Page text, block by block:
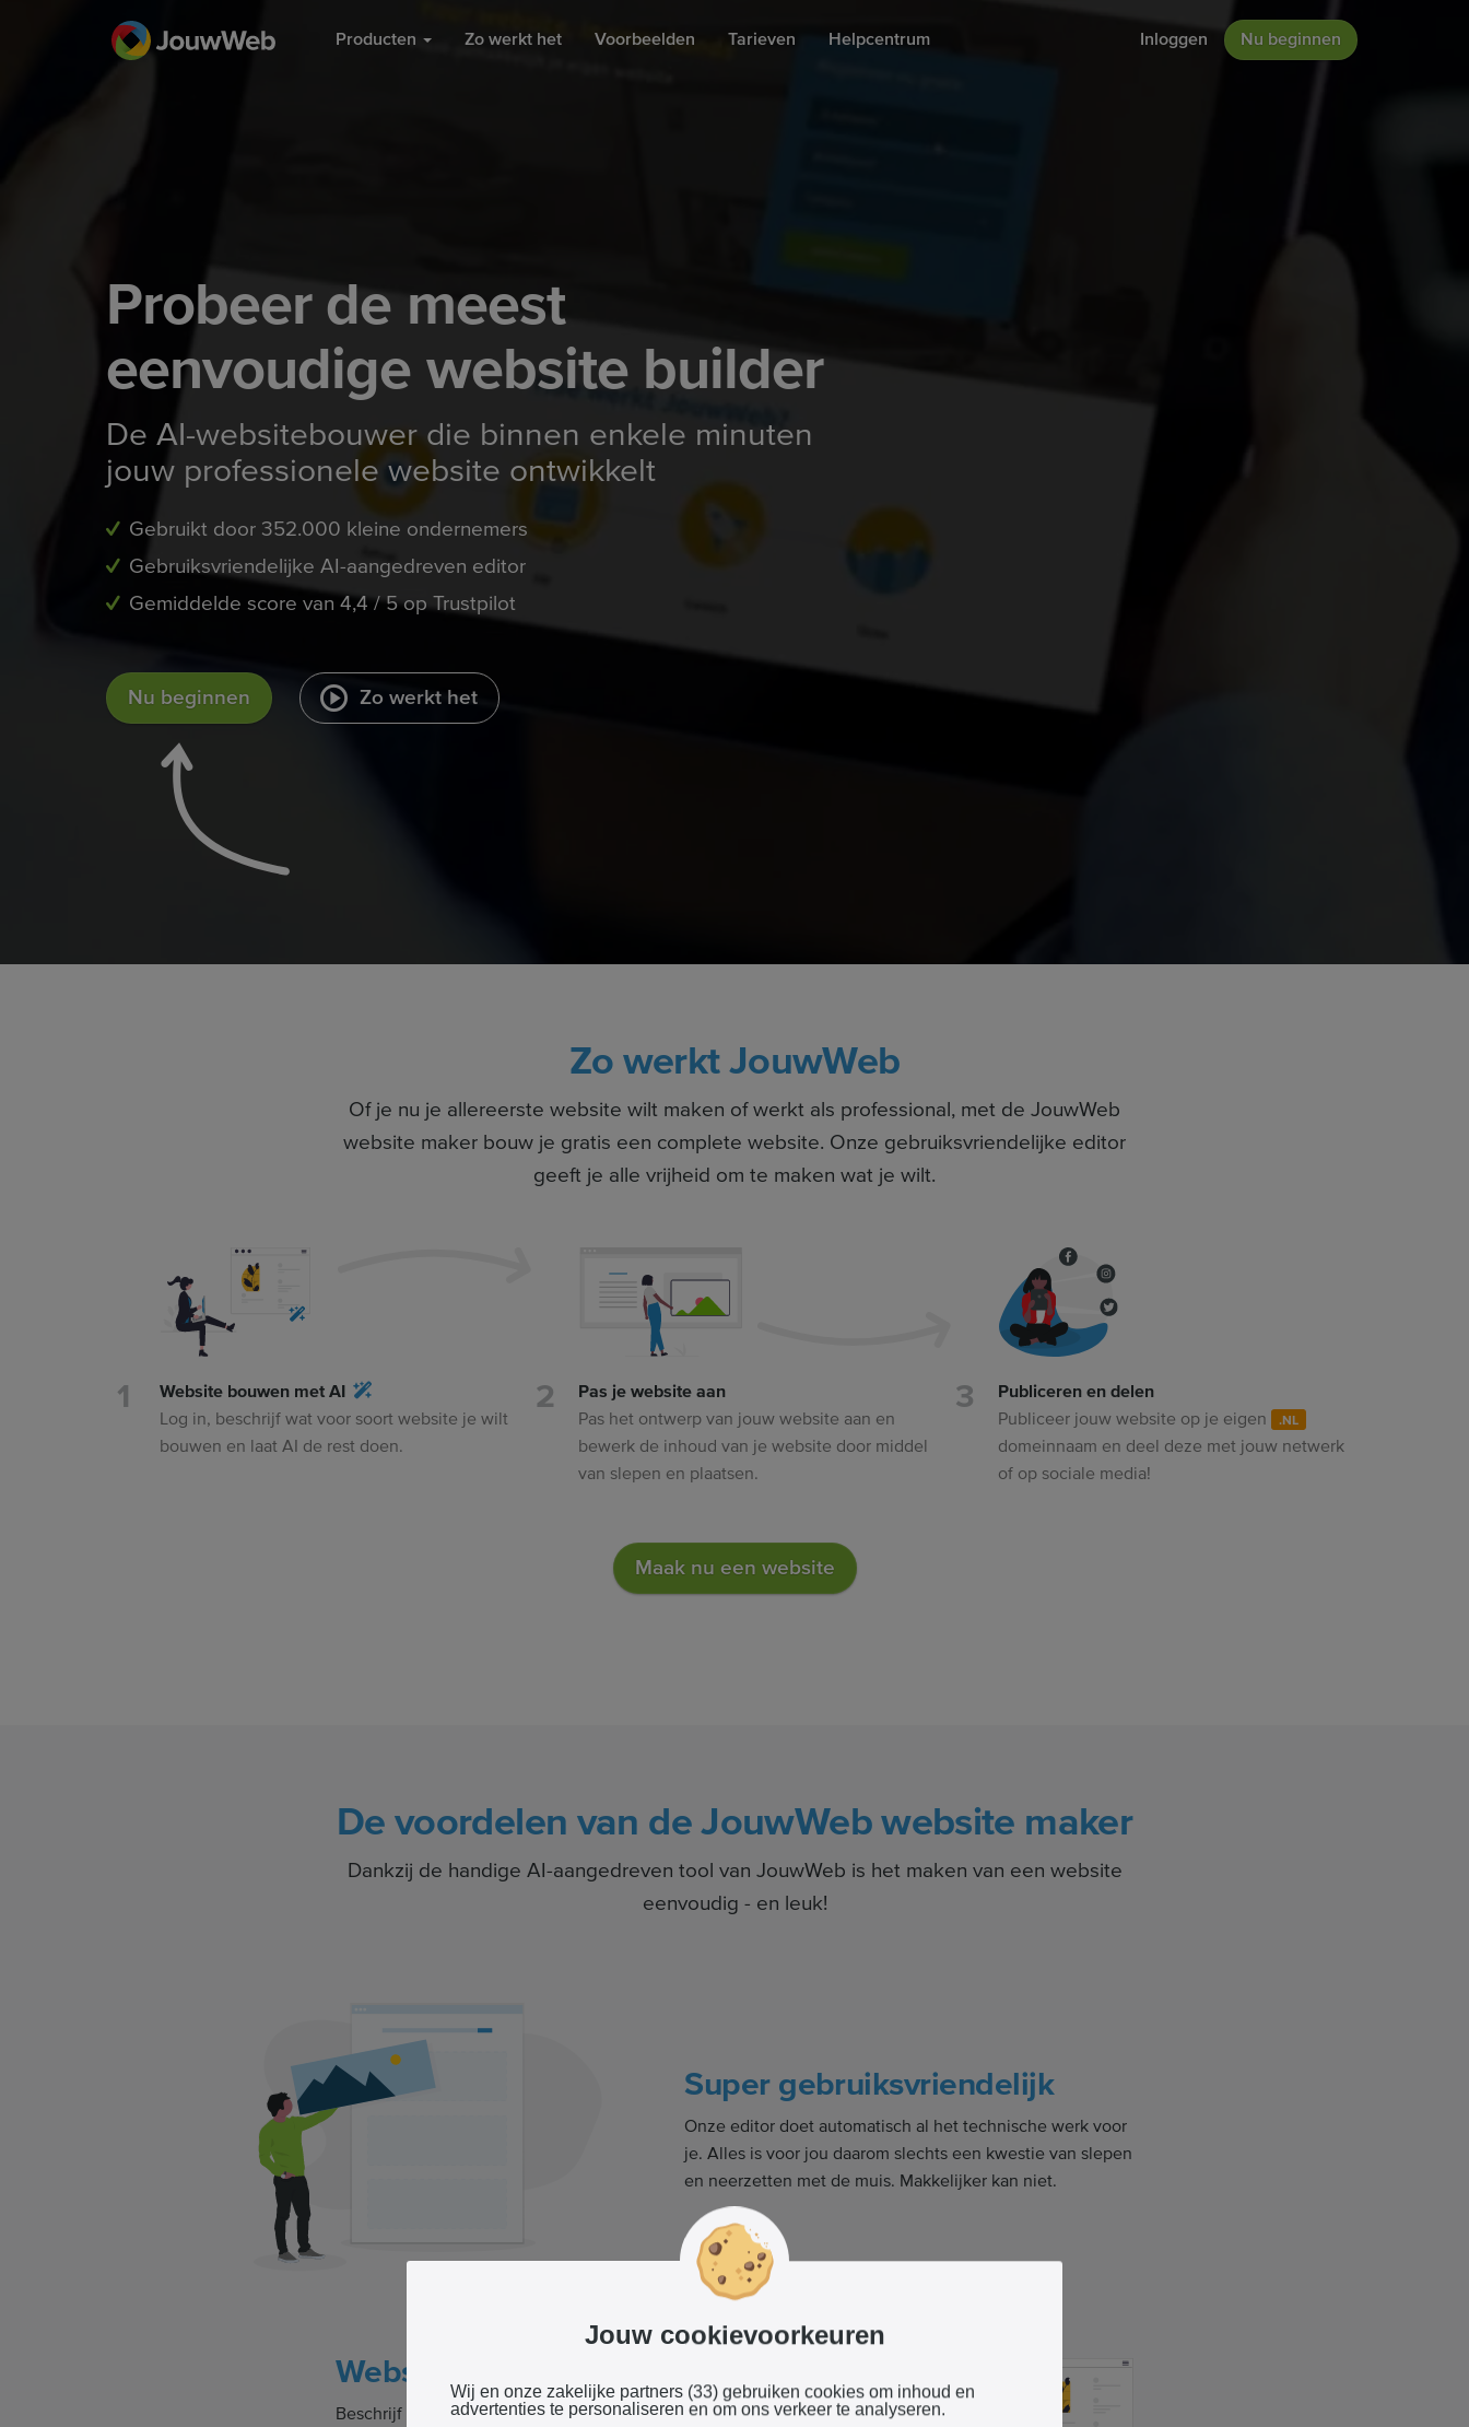
Producten Zo werkt het Voorbeelden Tarieven Helpcentrum Inloggen Nu beginnen
Probeer de meest
eenvoudige website builder
De AI-websitebouwer die binnen enkele minuten
jouw professionele website ontwikkelt
Gebruikt door 352.000 kleine ondernemers
Gebruiksvriendelijke AI-aangedreven editor
Gemiddelde score van 4,4 / 5 op Trustpilot
Nu beginnen Zo werkt het
Zo werkt JouwWeb
Of je nu je allereerste website wilt maken of werkt als professional, met de JouwWeb
website maker bouw je gratis een complete website. Onze gebruiksvriendelijke editor
geeft je alle vrijheid om te maken wat je wilt.
Website bouwen met AI
Log in, beschrijf wat voor soort website je wilt
bouwen en laat AI de rest doen.
Pas je website aan
Pas het ontwerp van jouw website aan en
bewerk de inhoud van je website door middel
van slepen en plaatsen.
Publiceren en delen
Publiceer jouw website op je eigen
.NL
domeinnaam en deel deze met jouw netwerk
of op sociale media!
Maak nu een website
De voordelen van de JouwWeb website maker
Dankzij de handige AI-aangedreven tool van JouwWeb is het maken van een website
eenvoudig - en leuk!
Super gebruiksvriendelijk
Onze editor doet automatisch al het technische werk voor
je. Alles is voor jou daarom slechts een kwestie van slepen
en neerzetten met de muis. Makkelijker kan niet.
Website bouwen met AI
Beschrijf eenvoudig welke website je wilt maken en laat
Jouw cookievoorkeuren
Wij en onze zakelijke partners (33) gebruiken cookies om inhoud en
advertenties te personaliseren en om ons verkeer te analyseren.